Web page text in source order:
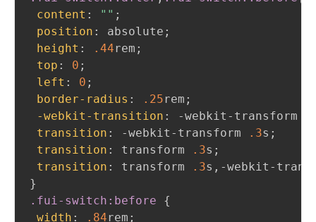
content : "" ;
position : absolute ;
height : .44rem ;
top : 0 ;
left : 0 ;
border-radius : .25rem ;
-webkit-transition : -webkit-transform
transition : -webkit-transform .3s ;
transition : transform .3s ;
transition : transform .3s , -webkit-
}
.fui-switch :before
{
width : .84rem ;